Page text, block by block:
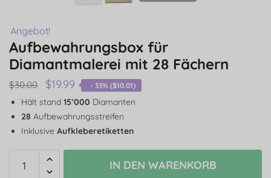
Angebot!
Aufbewahrungsbox für
Diamantmalerei mit 28 Fächern
$30.00 $19.99 - 33% ($10.01)
Hält stand 15’000 Diamanten
28 Aufbewahrungsstreifen
Inklusive Aufkleberetiketten
IN DEN WARENKORB